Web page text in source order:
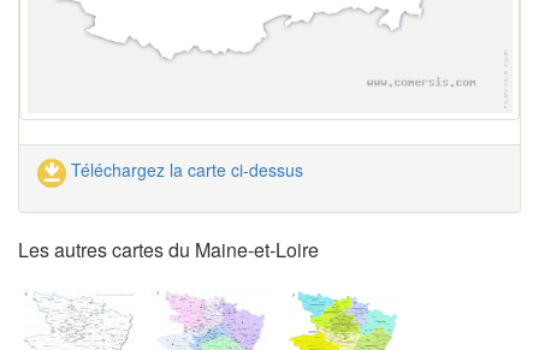
Téléchargez la carte ci-dessus
Les autres cartes du Maine-et-Loire